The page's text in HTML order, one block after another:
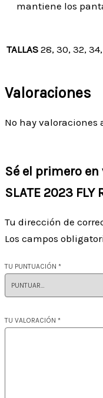
mantiene los
TALLAS 28, 30, 32,
Valoraciones
No hay valoraciones
Sé el primero en
SLATE 2023 FLY
Tu dirección de
Los campos
TU PUNTUACIÓN *
TU VALORACIÓN *